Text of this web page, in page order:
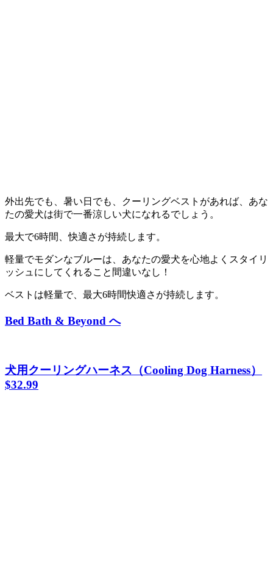
外出先でも、暑い日でも、クーリングベストがあれば、あな
たの愛犬は街で一番涼しい犬になれるでしょう。
最大で6時間、快適さが持続します。
軽量でモダンなブルーは、あなたの愛犬を心地よくスタイリ
ッシュにしてくれること間違いなし！
ベストは軽量で、最大6時間快適さが持続します。
Bed Bath & Beyond へ
犬用クーリングハーネス（Cooling Dog Harness）
$32.99